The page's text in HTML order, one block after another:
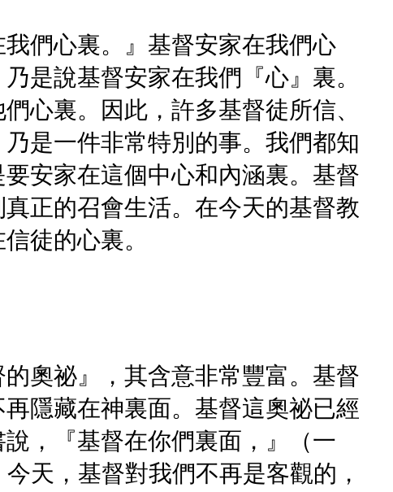
們心裏。』基督安家在我們心
是說基督安家在我們『心』裏。
心裏。因此，許多基督徒所信、
是一件非常特別的事。我們都知
安家在這個中心和內涵裏。基督
正的召會生活。在今天的基督教
徒的心裏。
奧祕』，其含意非常豐富。基督
隱藏在神裏面。基督這奧祕已經
，『基督在你們裏面，』（一
天，基督對我們不再是客觀的，